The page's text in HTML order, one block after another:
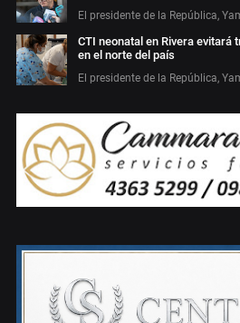
El presidente de la República,
CTI neonatal en Rivera evitará
en el norte del país
El presidente de la República,